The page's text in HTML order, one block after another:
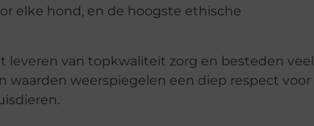
elke hond, en de hoogste ethische
leveren van topkwaliteit zorg en besteden veel
weerspiegelen een diep respect voor